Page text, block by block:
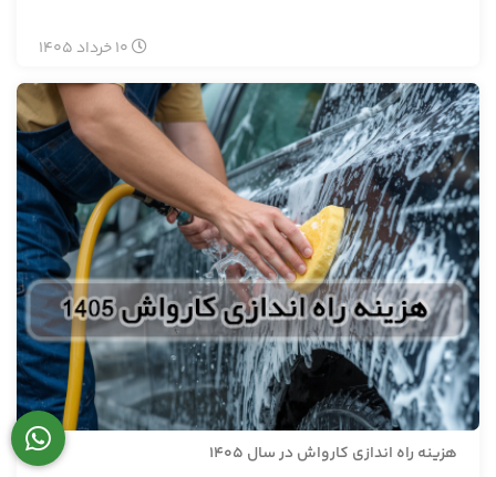
10خرداد 1405
هزینه راه اندازی کارواش در سال ۱۴۰۵